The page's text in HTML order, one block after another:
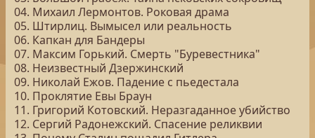
04. Михаил Лермонтов. Роковая драма
05. Штирлиц. Вымысел или реальность
06. Капкан для Бандеры
07. Максим Горький. Смерть "Буревестника"
08. Неизвестный Дзержинский
09. Николай Ежов. Падение с пьедестала
10. Проклятие Евы Браун
11. Григорий Котовский. Неразгаданное убийство
12. Сергий Радонежский. Спасение реликвии